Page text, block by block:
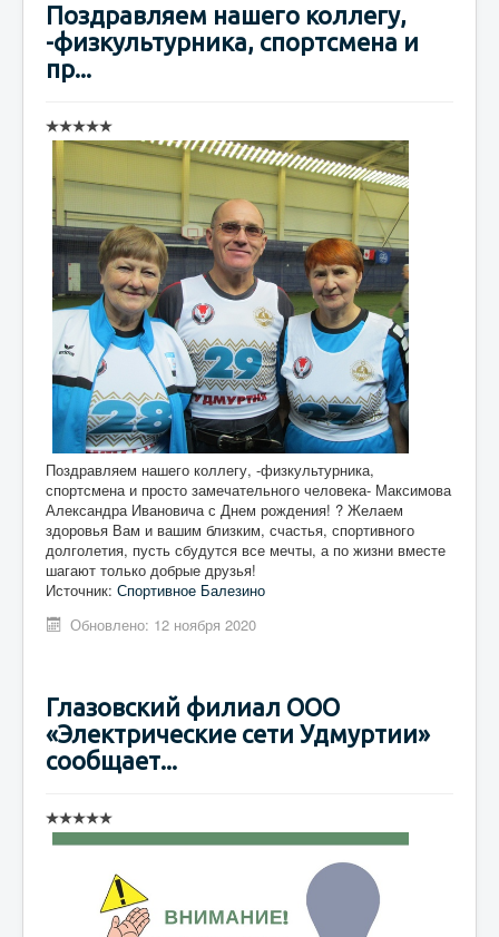
Поздравляем нашего коллегу,
-физкультурника, спортсмена и
пр...
Поздравляем нашего коллегу, -физкультурника,
спортсмена и просто замечательного человека- Максимова
Александра Ивановича с Днем рождения! ? Желаем
здоровья Вам и вашим близким, счастья, спортивного
долголетия, пусть сбудутся все мечты, а по жизни вместе
шагают только добрые друзья!
Источник: Спортивное Балезино
Обновлено: 12 ноября 2020
Глазовский филиал ООО
«Электрические сети Удмуртии»
сообщает...